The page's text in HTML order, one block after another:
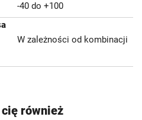
-40 do +100
W zależności od kombinacji
również